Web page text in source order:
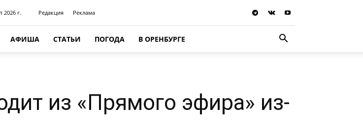
2026 г. Редакция Реклама
АФИША СТАТЬИ ПОГОДА В ОРЕНБУРГЕ
из «Прямого эфира» из-